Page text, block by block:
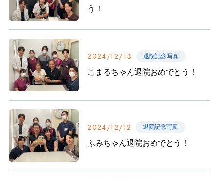
う！
2024/12/13 退院記念写真
こまるちゃん退院おめでとう！
2024/12/12 退院記念写真
ふみちゃん退院おめでとう！